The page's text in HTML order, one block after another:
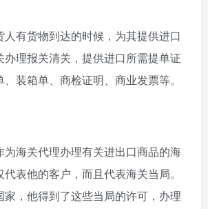
人有货物到达的时候，为其提供进口
办理报关清关，提供进口所需提单证
装箱单、商检证明、商业发票等。
为海关代理办理有关进出口商品的海
表他的客户，而且代表海关当局。
，他得到了这些当局的许可，办理